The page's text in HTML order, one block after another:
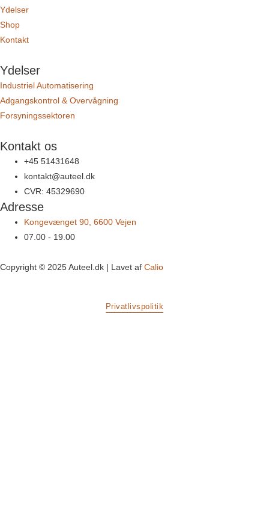
Ydelser
Shop
Kontakt
Ydelser
Industriel Automatisering
Adgangskontrol & Overvågning
Forsyningssektoren
Kontakt os
+45 51431648
kontakt@auteel.dk
CVR: 45329690
Adresse
Kongevænget 90, 6600 Vejen
07.00 - 19.00
Copyright © 2025 Auteel.dk | Lavet af Calio
Privatlivspolitik